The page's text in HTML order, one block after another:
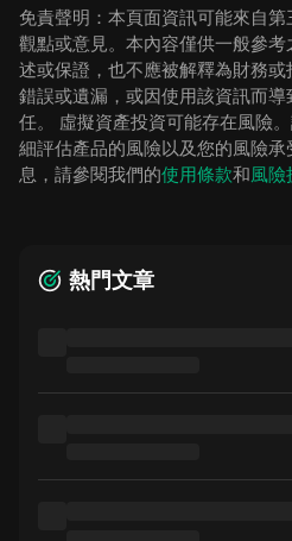
免責聲明：本頁面資訊可能來自
觀點或意見。本內容僅供一般參
述或保證，也不應被解釋為財務
錯誤或遺漏，或因使用該資訊而
任。 虛擬資產投資可能存在風險
細評估產品的風險以及您的風險
息，請參閱我們的使用條款和風險
熱門文章